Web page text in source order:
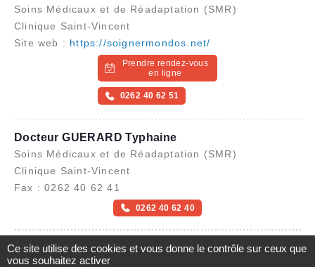
Soins Médicaux et de Réadaptation (SMR)
Clinique Saint-Vincent
Site web : https://soignermondos.net/
Prendre rendez-vous
en ligne
0262 40 62 51
Docteur GUERARD Typhaine
Soins Médicaux et de Réadaptation (SMR)
Clinique Saint-Vincent
Fax : 0262 40 62 41
0262 40 62 40
Docteur HULEUX Ophélie
Ce site utilise des cookies et vous donne le contrôle sur ceux que
vous souhaitez activer